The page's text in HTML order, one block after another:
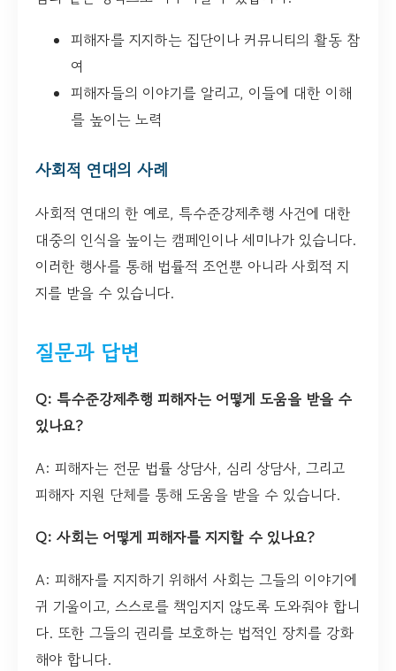
피해자를 지지하는 집단이나 커뮤니티의 활동 참
여
피해자들의 이야기를 알리고, 이들에 대한 이해
를 높이는 노력
사회적 연대의 사례
사회적 연대의 한 예로, 특수준강제추행 사건에 대한
대중의 인식을 높이는 캠페인이나 세미나가 있습니다.
이러한 행사를 통해 법률적 조언뿐 아니라 사회적 지
지를 받을 수 있습니다.
질문과 답변
Q: 특수준강제추행 피해자는 어떻게 도움을 받을 수
있나요?
A: 피해자는 전문 법률 상담사, 심리 상담사, 그리고
피해자 지원 단체를 통해 도움을 받을 수 있습니다.
Q: 사회는 어떻게 피해자를 지지할 수 있나요?
A: 피해자를 지지하기 위해서 사회는 그들의 이야기에
귀 기울이고, 스스로를 책임지지 않도록 도와줘야 합니
다. 또한 그들의 권리를 보호하는 법적인 장치를 강화
해야 합니다.